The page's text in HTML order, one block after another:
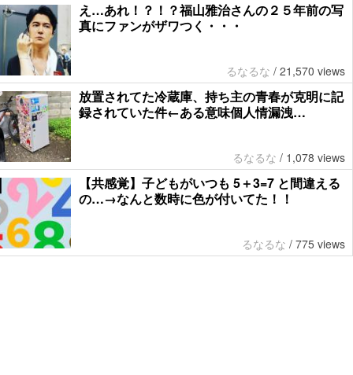
え…あれ！？！？福山雅治さんの２５年前の写
真にファンがザワつく・・・
るなるな / 21,570 views
放置されてた冷蔵庫、持ち主の青春が克明に記
録されていた件←ある意味個人情漏洩…
るなるな / 1,078 views
【共感覚】子どもがいつも 5＋3=7 と間違える
の…→なんと数時に色が付いてた！！
るなるな / 775 views